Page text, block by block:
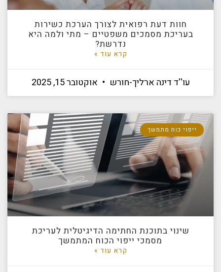
חוות דעת רפואית לצורך הערכת כשירות
בעריכת מסמכים משפטיים – מתי ולמה היא
נדרשת?
קרא עוד »
עו''ד דינה ארליך-חורש אוקטובר 15, 2025
ייפוי כוח מתמשך
שינוי בתוכנת החתימה הדיגיטלית לעריכת
מסמכי ייפוי הכוח המתמשך
קרא עוד »